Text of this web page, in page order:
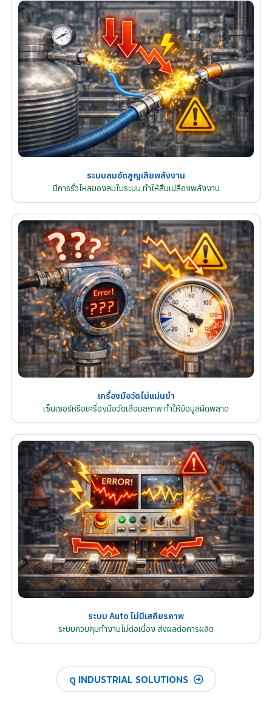
ระบบลมอัดสูญเสียพลังงาน
มีการรั่วไหลของลมในระบบ ทำให้สิ้นเปลืองพลังงาน
เครื่องมือวัดไม่แม่นยำ
เซ็นเซอร์หรือเครื่องมือวัดเสื่อมสภาพ ทำให้ข้อมูลผิดพลาด
ระบบ Auto ไม่มีเสถียรภาพ
ระบบควบคุมทำงานไม่ต่อเนื่อง ส่งผลต่อการผลิต
ดู INDUSTRIAL SOLUTIONS